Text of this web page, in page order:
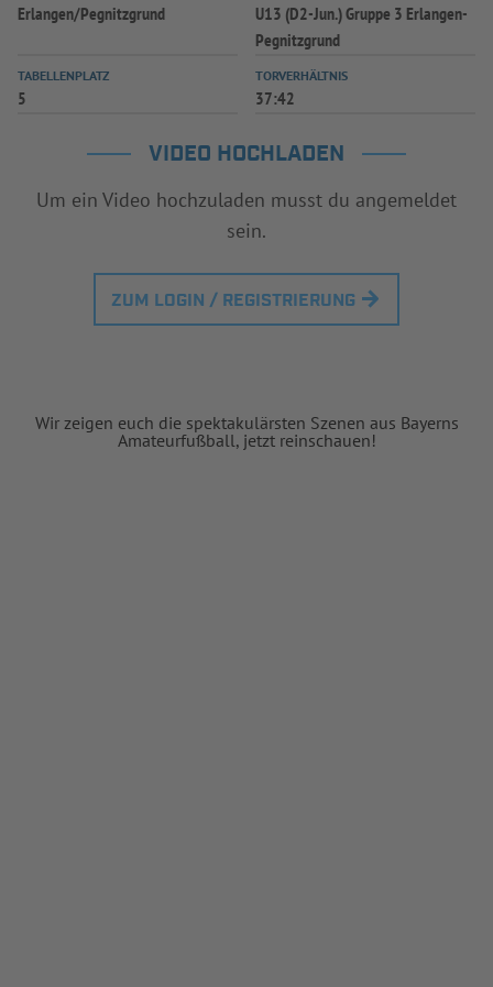
Erlangen/Pegnitzgrund
U13 (D2-Jun.) Gruppe 3 Erlangen-
Pegnitzgrund
TABELLENPLATZ
5
TORVERHÄLTNIS
37:42
VIDEO HOCHLADEN
Um ein Video hochzuladen musst du angemeldet
sein.
ZUM LOGIN / REGISTRIERUNG
Wir zeigen euch die spektakulärsten Szenen aus Bayerns
Amateurfußball, jetzt reinschauen!